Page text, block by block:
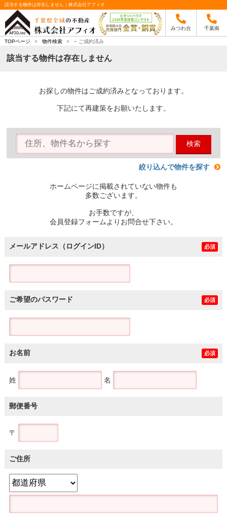
該当する物件は存在しません｜株式会社アフィオ
みつわ台 千葉南
TOPページ > 物件検索 > - ご成約済み
該当する物件は存在しません
お探しの物件はご成約済みとなっております。
下記にて再建策をお願いたします。
検索
絞り込んで物件を探す
ホームページに掲載されていない物件も
多数ございます。
お手数ですが、
会員登録フォームよりお問合せ下さい。
メールアドレス（ログインID） 必須
ご希望のパスワード 必須
お名前 必須
姓 名
郵便番号
〒
ご住所